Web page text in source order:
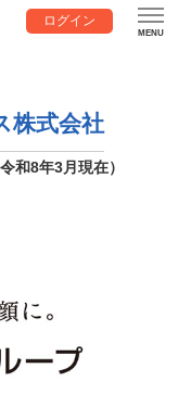
ログイン
株式会社
令和8年3月現在）